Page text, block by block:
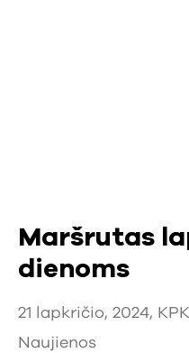
Maršrutas
dienoms
21 lapkričio, 2024,
Naujienos